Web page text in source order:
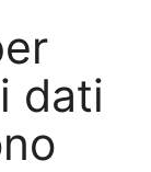
i dati